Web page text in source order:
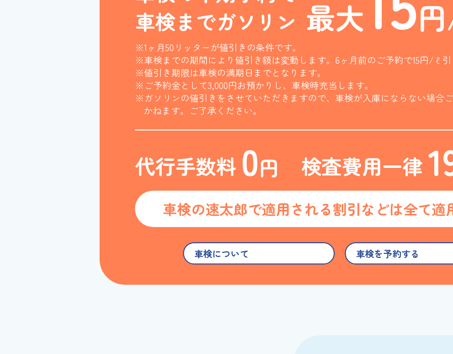
車検までガソリン 最大
※1ヶ月50リッターが値引きの条件です。
※車検までの期間により値引き額は変動します。6ヶ月前のご予約で15円/ℓ
※値引き期限は車検の満期日までとなります。
※ご予約金として3,000円お預かりし、車検時充当します。
※ガソリンの値引きをさせていただきますので、車検が入庫にならない場合
かねます。ご了承ください。
代行手数料 0円 検査費用一律
車検の速太郎で適用される割引などは全て適
車検について 車検を予約する